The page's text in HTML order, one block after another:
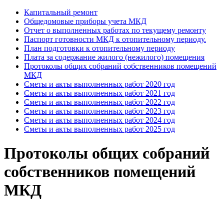
Капитальный ремонт
Общедомовые приборы учета МКД
Отчет о выполненных работах по текущему ремонту
Паспорт готовности МКД к отопительному периоду.
План подготовки к отопительному периоду
Плата за содержание жилого (нежилого) помещения
Протоколы общих собраний собственников помещений
МКД
Сметы и акты выполненных работ 2020 год
Сметы и акты выполненных работ 2021 год
Сметы и акты выполненных работ 2022 год
Сметы и акты выполненных работ 2023 год
Сметы и акты выполненных работ 2024 год
Сметы и акты выполненных работ 2025 год
Протоколы общих собраний
собственников помещений
МКД